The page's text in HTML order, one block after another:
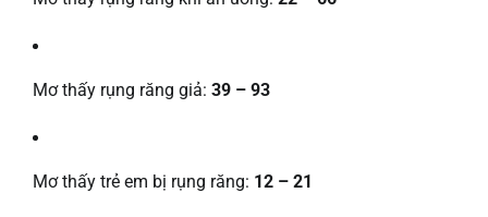
Mơ thấy rụng răng giả: 39 – 93
Mơ thấy trẻ em bị rụng răng: 12 – 21